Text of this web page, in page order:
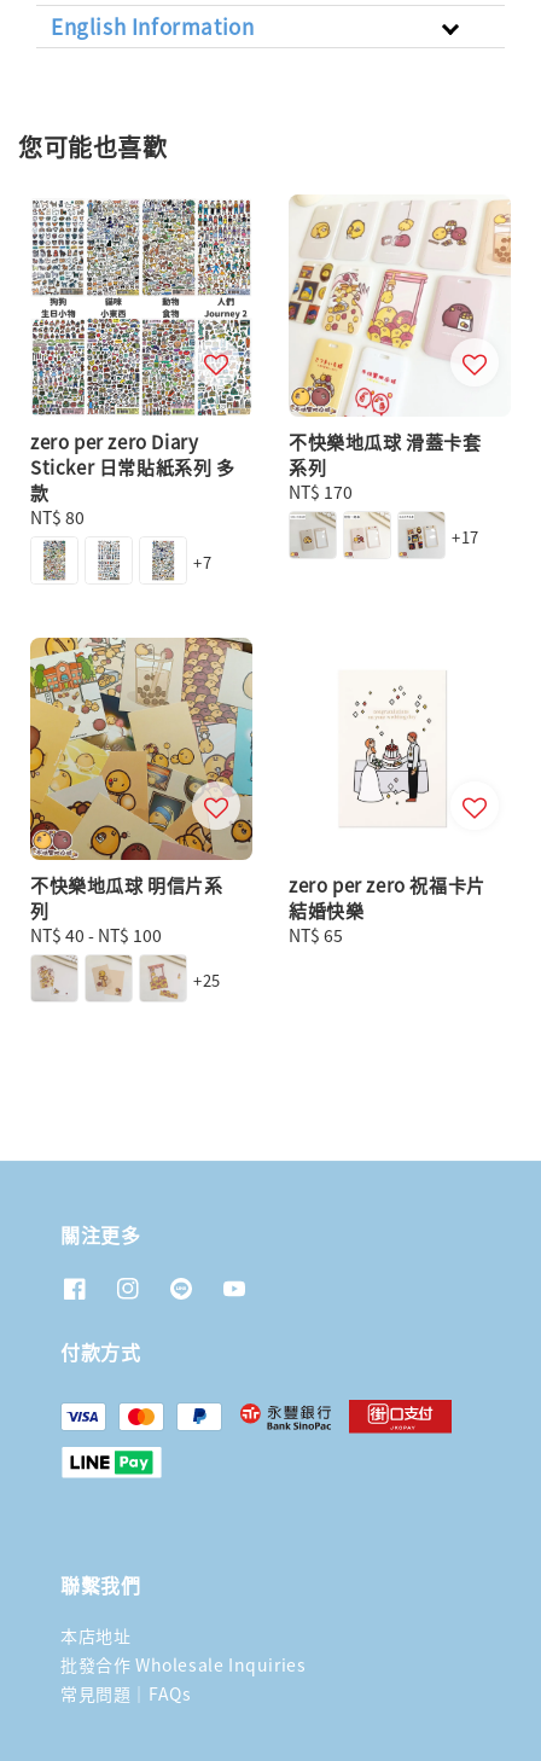
English Information
您可能也喜歡
zero per zero Diary
Sticker 日常貼紙系列 多
款
Regular
price
NT$ 80
+7
不快樂地瓜球 滑蓋卡套
系列
Regular
price
NT$ 170
+17
不快樂地瓜球 明信片系
列
Regular
price
NT$ 40 - NT$ 100
+25
zero per zero 祝福卡片
結婚快樂
Regular
NT$ 65
關注更多
付款方式
聯繫我們
本店地址
批發合作 Wholesale Inquiries
常見問題｜FAQs